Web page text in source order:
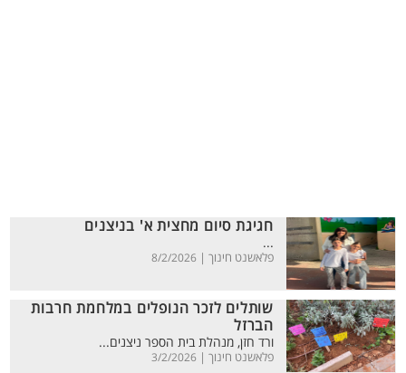
חגיגת סיום מחצית א' בניצנים
...
פלאשנט חינוך | 8/2/2026
שותלים לזכר הנופלים במלחמת חרבות
הברזל
ורד חזן, מנהלת בית הספר ניצנים...
פלאשנט חינוך | 3/2/2026